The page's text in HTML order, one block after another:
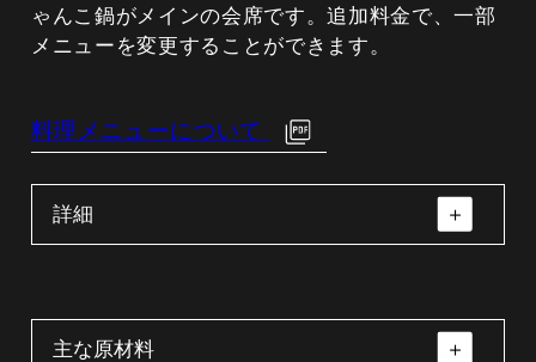
強肴（和牛ステーキ 60g 生本山葵添え）
和牛・生山葵
甘味（フルーツあんみつ）
ゃんこ鍋がメインの会席です。追加料金で、一部
メニューを変更することができます。
料理メニューについて
詳細
主な原材料